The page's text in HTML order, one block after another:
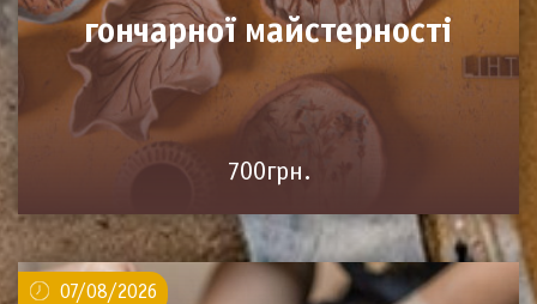
гончарної майстерності
700грн.
07/08/2026